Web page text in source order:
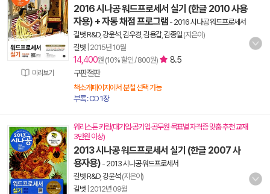
미리보기
2016 시나공 워드프로세서 실기 (한글 2010 사용
자용) + 자동 채점 프로그램 - 2016 시나공 워드프로세서
길벗 R&D, 강윤석 김우경 김용갑, 김종일 (지은이)
길벗 2015년 10월
14,400원 (10% 할인 / 800원)
8.5
구판절판
책소개페이지에서 분철 선택 가능
부록 : CD 1장
워리스톤 키링(대기업·공기업·공무원 목표별 자격증 맞춤 추천 교재
3만원 이상)
2013 시나공 워드프로세서 실기 (한글 2007 사
용자용) - 2013 시나공 워드프로세서
길벗 R&D, 강윤석 (지은이)
길벗 2012년 09월